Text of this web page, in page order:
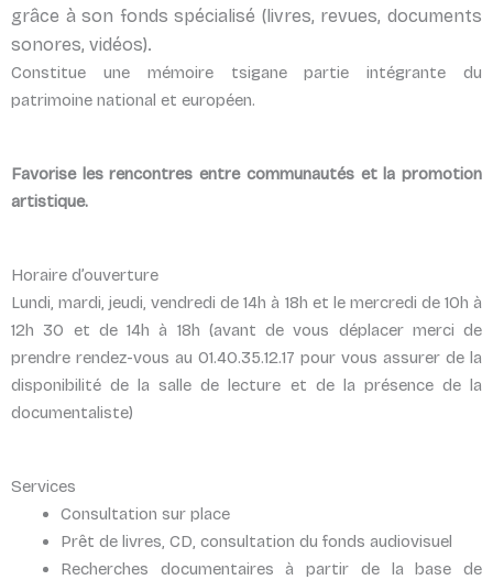
grâce à son fonds spécialisé (livres, revues, documents
sonores, vidéos).
Constitue une mémoire tsigane partie intégrante du
patrimoine national et européen.
Favorise les rencontres entre communautés et la promotion
artistique.
Horaire d’ouverture
Lundi, mardi, jeudi, vendredi de 14h à 18h et le mercredi de 10h à
12h 30 et de 14h à 18h (avant de vous déplacer merci de
prendre rendez-vous au 01.40.35.12.17 pour vous assurer de la
disponibilité de la salle de lecture et de la présence de la
documentaliste)
Services
Consultation sur place
Prêt de livres, CD, consultation du fonds audiovisuel
Recherches documentaires à partir de la base de